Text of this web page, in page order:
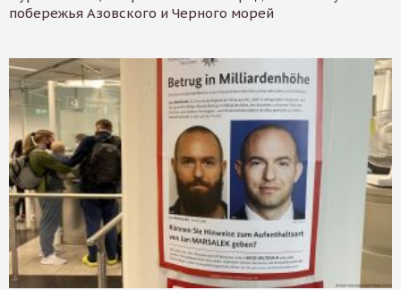
побережья Азовского и Черного морей